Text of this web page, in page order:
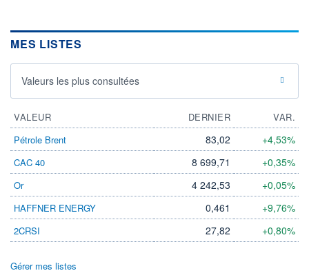
MES LISTES
Valeurs les plus consultées
VALEUR DERNIER
VAR.
Pétrole Brent
83,02 +4,53%
CAC 40 8 699,71 +0,35%
Or 4 242,53 +0,05%
HAFFNER ENERGY 0,461 +9,76%
2CRSI 27,82 +0,80%
Gérer mes listes